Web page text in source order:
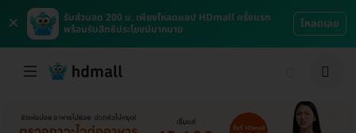
×
รับส่วนลด 200 บ. เพียงโหลดแอป HDmall ครั้งแรก
พร้อมรับสิทธิประโยชน์มากมาย
โหลดเลย